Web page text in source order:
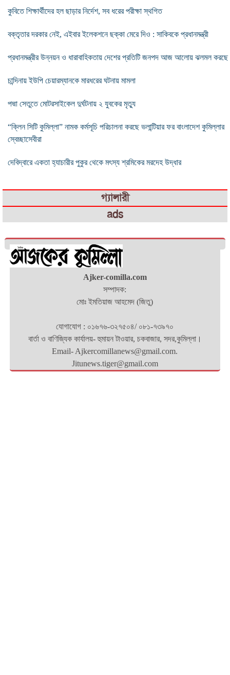
কুবিতে শিক্ষার্থীদের হল ছাড়ার নির্দেশ, সব ধরের পরীক্ষা স্থগিত
বক্তৃতার দরকার নেই, এইবার ইলেকশনে ছক্কা মেরে দিও : সাকিবকে প্রধানমন্ত্রী
প্রধানমন্ত্রীর উন্নয়ন ও ধারাবাহিকতায় দেশের প্রতিটি জনপদ আজ আলোয় ঝলমল করছে
চান্দিনায় ইউপি চেয়ারম্যানকে মারধরের ঘটনায় মামলা
পদ্মা সেতুতে মোটরসাইকেল দুর্ঘটনায় ২ যুবকের মৃত্যু
“ক্লিন সিটি কুমিল্লা” নামক কর্মসূচি পরিচালনা করছে ভলান্টিয়ার ফর বাংলাদেশ কুমিল্লার
স্বেচ্ছাসেবীরা
দেবিদ্বারে একতা হ্যাচারীর পুকুর থেকে মৎস্য শ্রমিকের মরদেহ উদ্ধার
গ্যালারী
ads
Ajker-comilla.com
সম্পাদক:
মোঃ ইমতিয়াজ আহমেদ (জিতু)
যোগাযোগ : ০১৬৭৬-৩২৭৫০৪/ ০৮১-৭৩৯৭০
বার্তা ও বাণিজ্যিক কার্যালয়- হুমায়ন টাওয়ার, চকবাজার, সদর,কুমিল্লা।
Email- Ajkercomillanews@gmail.com.
Jitunews.tiger@gmail.com